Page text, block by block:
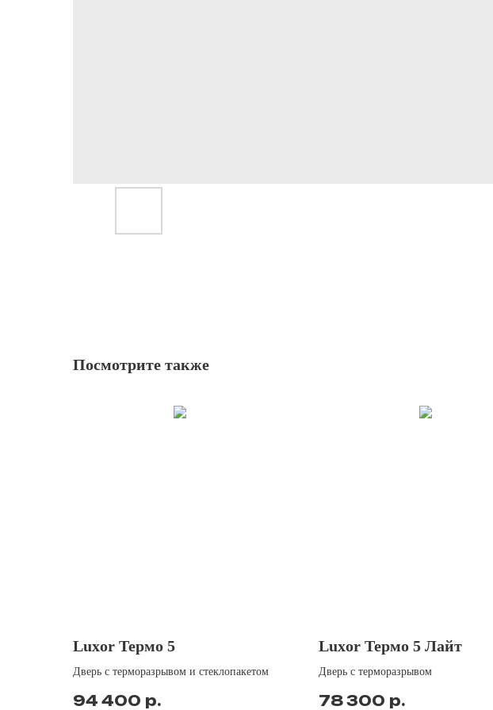
Посмотрите также
Luxor Термо 5
Дверь с терморазрывом и стеклопакетом
94 400 р.
Luxor Термо 5 Лайт
Дверь с терморазрывом
78 300 р.